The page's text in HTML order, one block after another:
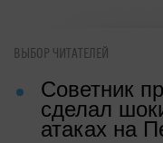
ВЫБОР ЧИТАТЕЛЕЙ
Советник
сделал
атаках на